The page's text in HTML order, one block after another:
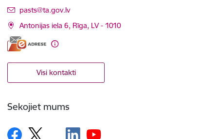
E-pasts:
pasts@ta.gov.lv
Antonijas iela 6, Rīga, LV - 1010
Visi kontakti
Sekojiet mums